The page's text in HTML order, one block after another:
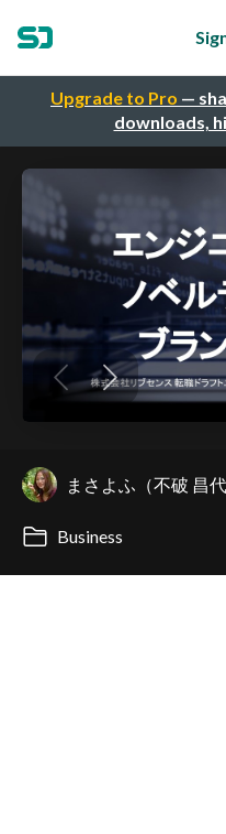
Upgrade to Pro —
downloads,
まさよふ（不破 昌代
Business